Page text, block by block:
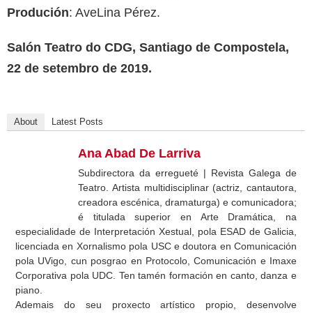
Produción: AveLina Pérez.
Salón Teatro do CDG, Santiago de Compostela,
22 de setembro de 2019.
About Latest Posts
Ana Abad De Larriva
Subdirectora da erregueté | Revista Galega de
Teatro. Artista multidisciplinar (actriz, cantautora,
creadora escénica, dramaturga) e comunicadora;
é titulada superior en Arte Dramática, na
especialidade de Interpretación Xestual, pola ESAD de Galicia,
licenciada en Xornalismo pola USC e doutora en Comunicación
pola UVigo, cun posgrao en Protocolo, Comunicación e Imaxe
Corporativa pola UDC. Ten tamén formación en canto, danza e
piano.
Ademais do seu proxecto artístico propio, desenvolve